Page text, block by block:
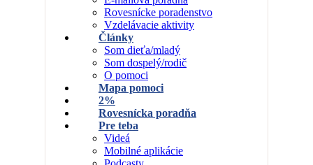
Rovesnícke poradenstvo
Vzdelávacie aktivity
Články
Som dieťa/mladý
Som dospelý/rodič
O pomoci
Mapa pomoci
2%
Rovesnícka poradňa
Pre teba
Videá
Mobilné aplikácie